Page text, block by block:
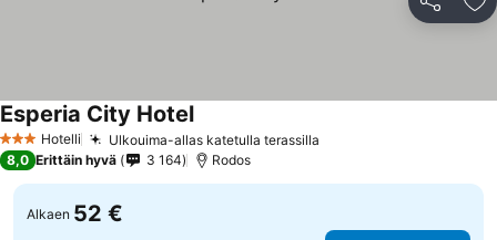
Jaa
3 Tähtiluokitus
Hotelli Ulkouima-allas katetulla terassilla
Esperia City Hotel
8,0 Erittäin hyvä 3 164 Rodos
Alkaen 52 €